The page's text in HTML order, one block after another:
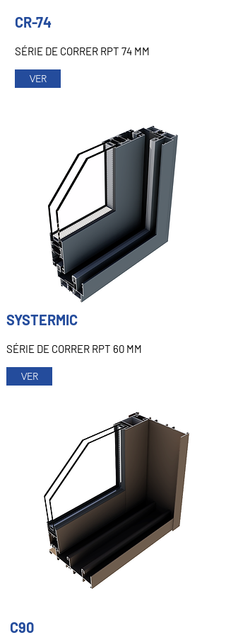
CR-74
SÉRIE DE CORRER RPT 74 MM
VER
SYSTERMIC
SÉRIE DE CORRER RPT 60 MM
VER
C90